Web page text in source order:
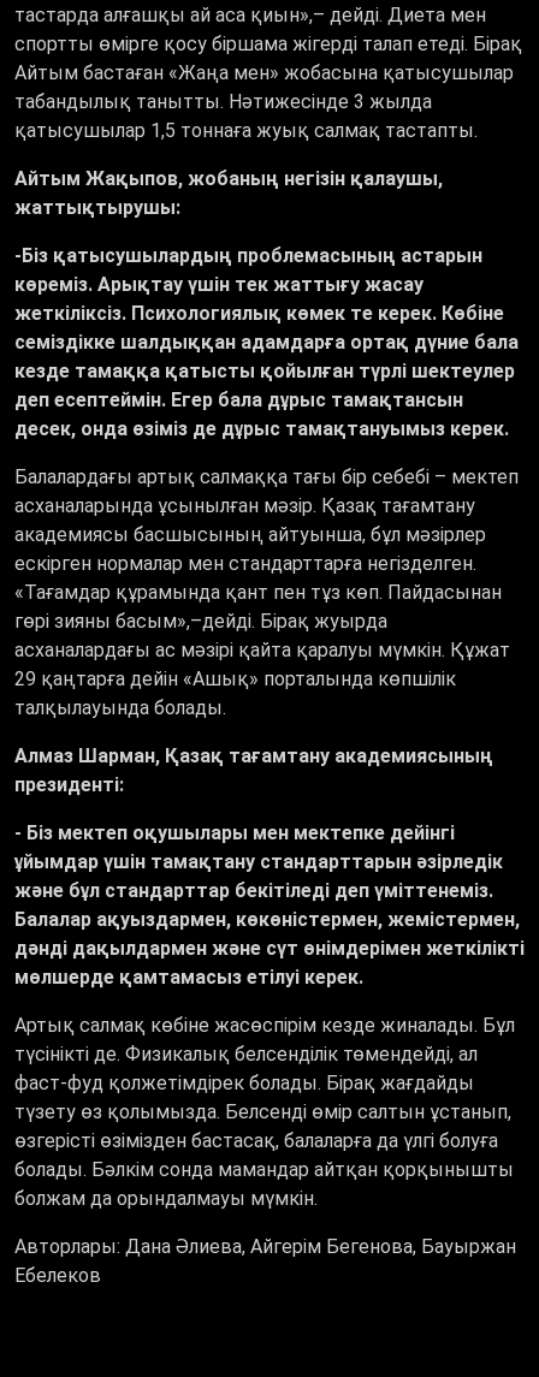
тастарда алғашқы ай аса қиын»,– дейді. Диета мен
спортты өмірге қосу біршама жігерді талап етеді. Бірақ
Айтым бастаған «Жаңа мен» жобасына қатысушылар
табандылық танытты. Нәтижесінде 3 жылда
қатысушылар 1,5 тоннаға жуық салмақ тастапты.
Айтым Жақыпов, жобаның негізін қалаушы,
жаттықтырушы:
-Біз қатысушылардың проблемасының астарын
көреміз. Арықтау үшін тек жаттығу жасау
жеткіліксіз. Психологиялық көмек те керек. Көбіне
семіздікке шалдыққан адамдарға ортақ дүние бала
кезде тамаққа қатысты қойылған түрлі шектеулер
деп есептеймін. Егер бала дұрыс тамақтансын
десек, онда өзіміз де дұрыс тамақтануымыз керек.
Балалардағы артық салмаққа тағы бір себебі – мектеп
асханаларында ұсынылған мәзір. Қазақ тағамтану
академиясы басшысының айтуынша, бұл мәзірлер
ескірген нормалар мен стандарттарға негізделген.
«Тағамдар құрамында қант пен тұз көп. Пайдасынан
гөрі зияны басым»,–дейді. Бірақ жуырда
асханалардағы ас мәзірі қайта қаралуы мүмкін. Құжат
29 қаңтарға дейін «Ашық» порталында көпшілік
талқылауында болады.
Алмаз Шарман, Қазақ тағамтану академиясының
президенті:
- Біз мектеп оқушылары мен мектепке дейінгі
ұйымдар үшін тамақтану стандарттарын әзірледік
және бұл стандарттар бекітіледі деп үміттенеміз.
Балалар ақуыздармен, көкөністермен, жемістермен,
дәнді дақылдармен және сүт өнімдерімен жеткілікті
мөлшерде қамтамасыз етілуі керек.
Артық салмақ көбіне жасөспірім кезде жиналады. Бұл
түсінікті де. Физикалық белсенділік төмендейді, ал
фаст-фуд қолжетімдірек болады. Бірақ жағдайды
түзету өз қолымызда. Белсенді өмір салтын ұстанып,
өзгерісті өзімізден бастасақ, балаларға да үлгі болуға
болады. Бәлкім сонда мамандар айтқан қорқынышты
болжам да орындалмауы мүмкін.
Авторлары: Дана Әлиева, Айгерім Бегенова, Бауыржан
Ебелеков